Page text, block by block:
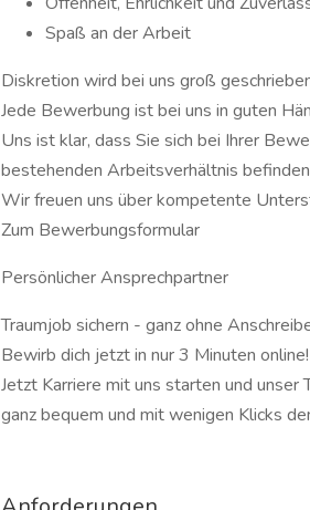
Spaß an der Arbeit
Diskretion wird bei uns groß
Jede Bewerbung ist bei uns in guten
Uns ist klar, dass Sie sich bei Ihrer
bestehenden Arbeitsverhältnis
Wir freuen uns über kompetente
Zum Bewerbungsformular
Persönlicher Ansprechpartner
Traumjob sichern - ganz ohne
Bewirb dich jetzt in nur 3 Minuten online!
Jetzt Karriere mit uns starten und
ganz bequem und mit wenigen Klicks